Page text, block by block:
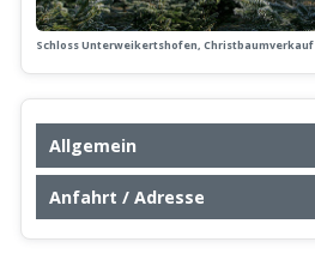
Schloss Unterweikertshofen,
Allgemein
Anfahrt / Adresse